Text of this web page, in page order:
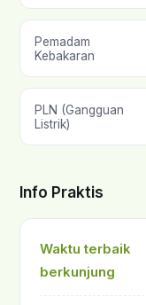
Pemadam
Kebakaran
PLN (Gangguan
Listrik)
Info Praktis
Waktu terbaik
berkunjung